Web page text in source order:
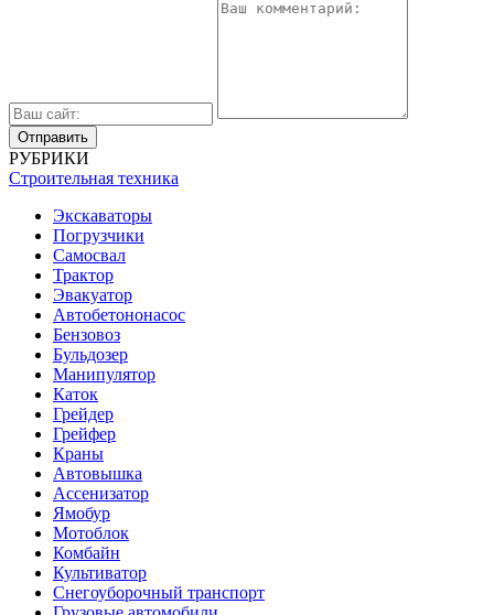
РУБРИКИ
Строительная техника
Экскаваторы
Погрузчики
Самосвал
Трактор
Эвакуатор
Автобетононасос
Бензовоз
Бульдозер
Манипулятор
Каток
Грейдер
Грейфер
Краны
Автовышка
Ассенизатор
Ямобур
Мотоблок
Комбайн
Культиватор
Снегоуборочный транспорт